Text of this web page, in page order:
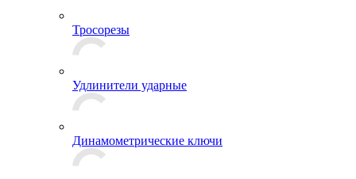
Тросорезы
Удлинители ударные
Динамометрические ключи